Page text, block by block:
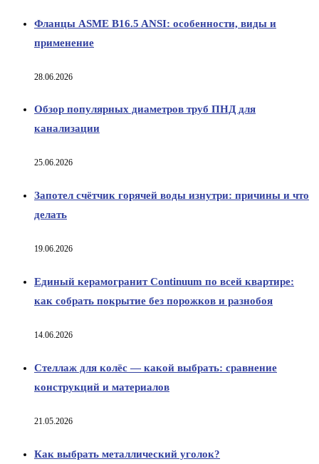
Фланцы ASME B16.5 ANSI: особенности, виды и
применение
28.06.2026
Обзор популярных диаметров труб ПНД для
канализации
25.06.2026
Запотел счётчик горячей воды изнутри: причины и что
делать
19.06.2026
Единый керамогранит Continuum по всей квартире:
как собрать покрытие без порожков и разнобоя
14.06.2026
Стеллаж для колёс — какой выбрать: сравнение
конструкций и материалов
21.05.2026
Как выбрать металлический уголок?